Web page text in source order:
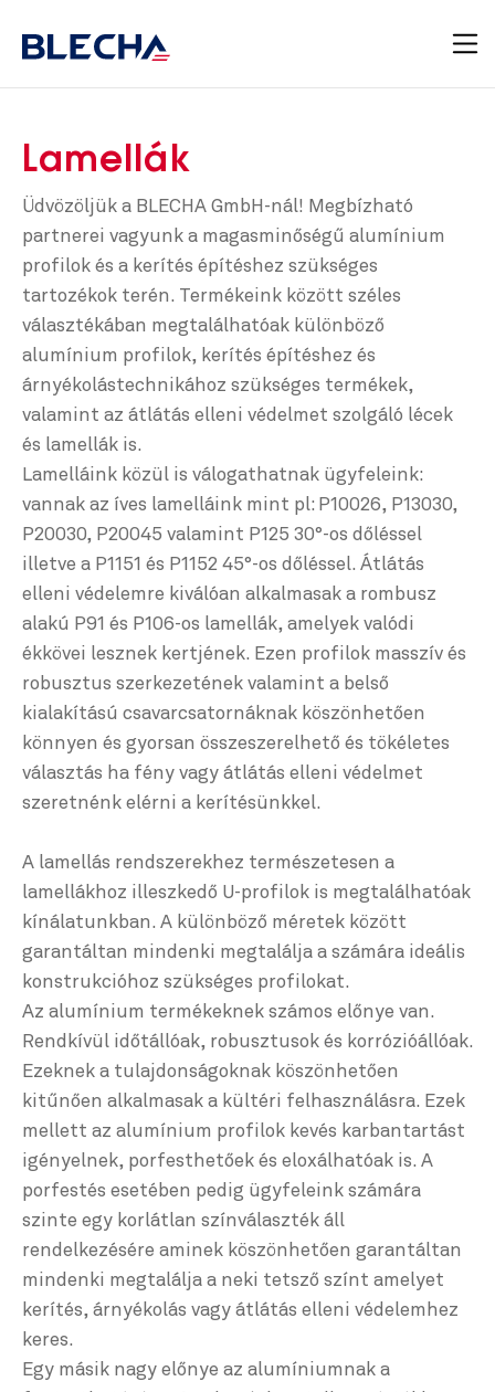
Lamellák
Üdvözöljük a BLECHA GmbH-nál! Megbízható
partnerei vagyunk a magasminőségű alumínium
profilok és a kerítés építéshez szükséges
tartozékok terén. Termékeink között széles
választékában megtalálhatóak különböző
alumínium profilok, kerítés építéshez és
árnyékolástechnikához szükséges termékek,
valamint az átlátás elleni védelmet szolgáló lécek
és lamellák is.
Lamelláink közül is válogathatnak ügyfeleink:
vannak az íves lamelláink mint pl: P10026, P13030,
P20030, P20045 valamint P125 30°-os dőléssel
illetve a P1151 és P1152 45°-os dőléssel. Átlátás
elleni védelemre kiválóan alkalmasak a rombusz
alakú P91 és P106-os lamellák, amelyek valódi
ékkövei lesznek kertjének. Ezen profilok masszív és
robusztus szerkezetének valamint a belső
kialakítású csavarcsatornáknak köszönhetően
könnyen és gyorsan összeszerelhető és tökéletes
választás ha fény vagy átlátás elleni védelmet
szeretnénk elérni a kerítésünkkel.
A lamellás rendszerekhez természetesen a
lamellákhoz illeszkedő U-profilok is megtalálhatóak
kínálatunkban. A különböző méretek között
garantáltan mindenki megtalálja a számára ideális
konstrukcióhoz szükséges profilokat.
Az alumínium termékeknek számos előnye van.
Rendkívül időtállóak, robusztusok és korrózióállóak.
Ezeknek a tulajdonságoknak köszönhetően
kitűnően alkalmasak a kültéri felhasználásra. Ezek
mellett az alumínium profilok kevés karbantartást
igényelnek, porfesthetőek és eloxálhatóak is. A
porfestés esetében pedig ügyfeleink számára
szinte egy korlátlan színválaszték áll
rendelkezésére aminek köszönhetően garantáltan
mindenki megtalálja a neki tetsző színt amelyet
kerítés, árnyékolás vagy átlátás elleni védelemhez
keres.
Egy másik nagy előnye az alumíniumnak a